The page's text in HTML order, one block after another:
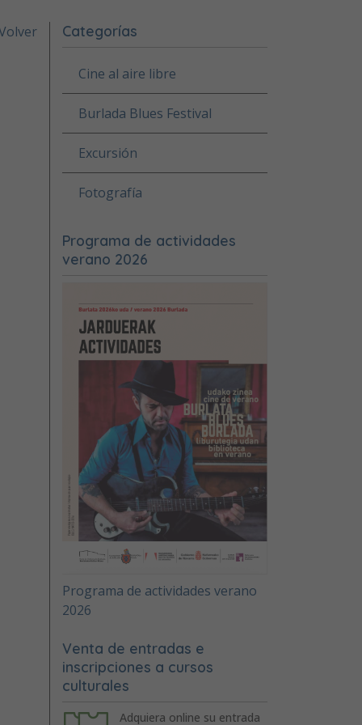
Categorías
Cine al aire libre
Burlada Blues Festival
Excursión
Fotografía
Programa de actividades
verano 2026
Programa de actividades verano
2026
Venta de entradas e
inscripciones a cursos
culturales
Adquiera online su entrada